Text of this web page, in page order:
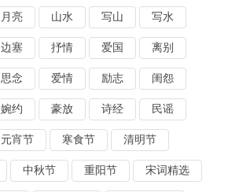
月亮 山水 写山 写水
边塞 抒情 爱国 离别
思念 爱情 励志 闺怨
婉约 豪放 诗经 民谣
元宵节 寒食节 清明节
中秋节 重阳节 宋词精选